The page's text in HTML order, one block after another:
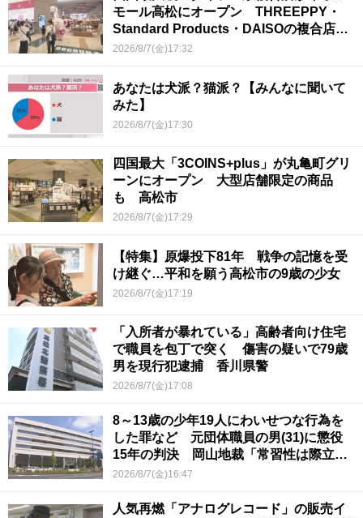
モール高松にオープン THREEPPY・
Standard Products・DAISOの複合店は
香川県初
2026/8/7(金)17:32
あなたは犬派？猫派？【みんなに聞いて
みた】
2026/8/7(金)17:30
四国最大「3COINS+plus」が丸亀町グリ
ーンにオープン 大型店舗限定の商品
も 高松市
2026/8/7(金)17:29
【特集】原爆投下81年 戦争の記憶を受
け継ぐ…平和を願う高松市の9歳の少女
2026/8/7(金)17:19
「入所者が暴れている」高齢者向け住宅
で職員を包丁で突く 傷害の疑いで79歳
男を現行犯逮捕 香川県警
2026/8/7(金)17:08
8～13歳の少年19人にわいせつな行為を
した罪など 元団体職員の男(31)に懲役
15年の判決 岡山地裁「常習性は際立っ
ていて被害結果も非常に重い」
2026/8/7(金)16:47
人気再燃「アナログレコード」の販売イ